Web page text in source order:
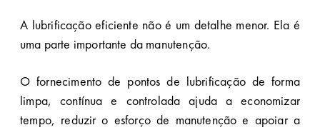
A lubrificação eficiente não é um detalhe menor. Ela é
uma parte importante da manutenção.
O fornecimento de pontos de lubrificação de forma
limpa, contínua e controlada ajuda a economizar
tempo, reduzir o esforço de manutenção e apoiar a